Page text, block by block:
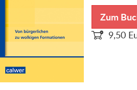
Zum
9,50